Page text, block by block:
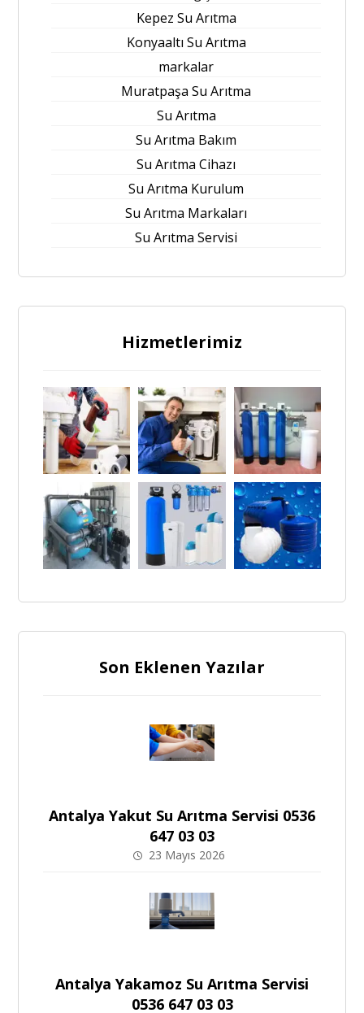
Kepez Su Arıtma
Konyaaltı Su Arıtma
markalar
Muratpaşa Su Arıtma
Su Arıtma
Su Arıtma Bakım
Su Arıtma Cihazı
Su Arıtma Kurulum
Su Arıtma Markaları
Su Arıtma Servisi
Hizmetlerimiz
Son Eklenen Yazılar
Antalya Yakut Su Arıtma Servisi 0536
647 03 03
23 Mayıs 2026
Antalya Yakamoz Su Arıtma Servisi
0536 647 03 03